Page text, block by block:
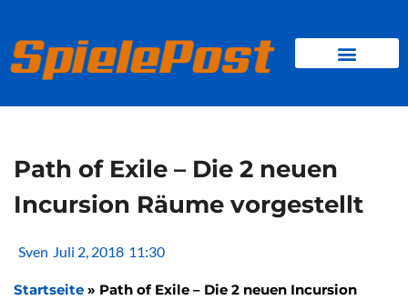
springen
Path of Exile – Die 2 neuen
Incursion Räume vorgestellt
Sven Juli 2, 2018 11:30
Startseite » Path of Exile – Die 2 neuen Incursion